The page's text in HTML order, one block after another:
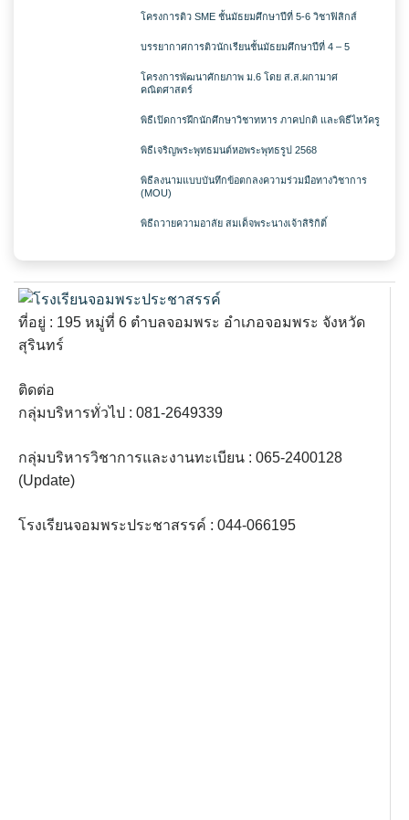
โครงการติว SME ชั้นมัธยมศึกษาปีที่ 5-6 วิชาฟิสิกส์
บรรยากาศการติวนักเรียนชั้นมัธยมศึกษาปีที่ 4 – 5
โครงการพัฒนาศักยภาพ ม.6 โดย ส.ส.ผกามาศ
คณิตศาสตร์
พิธีเปิดการฝึกนักศึกษาวิชาทหาร ภาคปกติ และพิธีไหว้ครู
พิธีเจริญพระพุทธมนต์หอพระพุทธรูป 2568
พิธีลงนามแบบบันทึกข้อตกลงความร่วมมือทางวิชาการ
(MOU)
พิธีถวายความอาลัย สมเด็จพระนางเจ้าสิริกิติ์
ที่อยู่ : 195 หมู่ที่ 6 ตำบลจอมพระ อำเภอจอมพระ จังหวัด
สุรินทร์
ติดต่อ
กลุ่มบริหารทั่วไป : 081-2649339
กลุ่มบริหารวิชาการและงานทะเบียน : 065-2400128
(Update)
โรงเรียนจอมพระประชาสรรค์ : 044-066195